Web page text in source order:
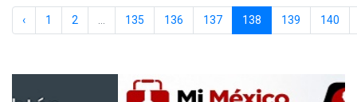
‹ 1 2 135 136 137 138 139 140